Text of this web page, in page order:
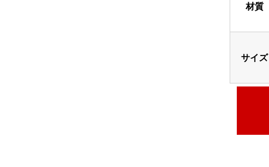
材質
サイズ